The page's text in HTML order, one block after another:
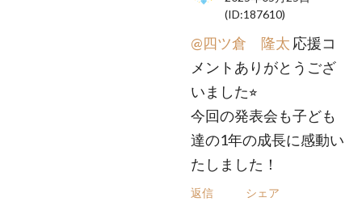
(ID:187610)
@四ツ倉 隆太 応援コ
メントありがとうござ
いました⭐︎
今回の発表会も子ども
達の1年の成長に感動い
たしました！
返信 シェア